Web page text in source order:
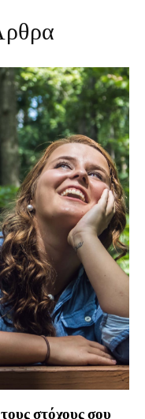
στόχους σου